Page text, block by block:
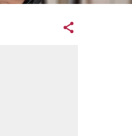
Links
Share button